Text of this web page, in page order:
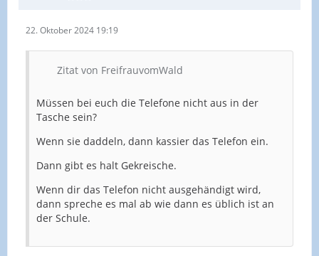
22. Oktober 2024 19:19
Zitat von FreifrauvomWald
Müssen bei euch die Telefone nicht aus in der
Tasche sein?
Wenn sie daddeln, dann kassier das Telefon ein.
Dann gibt es halt Gekreische.
Wenn dir das Telefon nicht ausgehändigt wird,
dann spreche es mal ab wie dann es üblich ist an
der Schule.